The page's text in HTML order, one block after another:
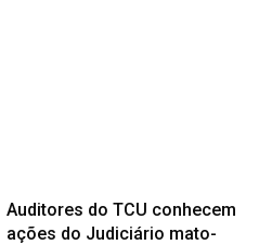
Auditores do TCU conhecem
ações do Judiciário mato-